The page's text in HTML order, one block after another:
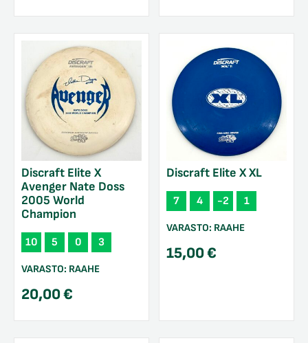
Discraft Elite X
Avenger Nate Doss
2005 World
Champion
10 5 0 3
VARASTO: RAAHE
20,00€
Discraft Elite X XL
7 4 -2 1
VARASTO: RAAHE
15,00€